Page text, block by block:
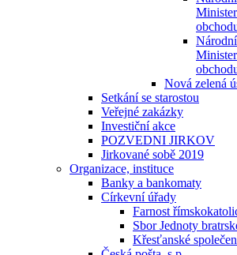
Nová zelená
Setkání se starostou
Veřejné zakázky
Investiční akce
POZVEDNI JIRKOV
Jirkované sobě 2019
Organizace, instituce
Banky a bankomaty
Církevní úřady
Farnost
Sbor Jednoty
Křesťanské